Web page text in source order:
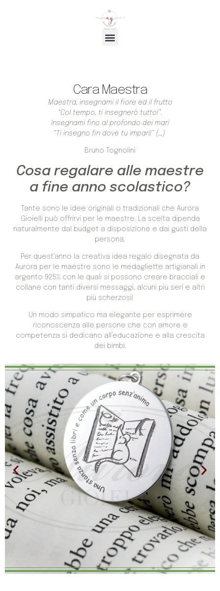
Cara Maestra
Maestra, insegnami il fiore ed il frutto
“Col tempo, ti insegnerò tutto!”.
Insegnami fino al profondo dei mari
“Ti insegno fin dove tu impari!” (…)
Bruno Tognolini
Cosa regalare alle maestre
a fine anno scolastico?
Tante sono le idee originali o tradizionali che Aurora
Gioielli può offrirvi per le maestre. La scelta dipenda
naturalmente dal budget a disposizione e dai gusti della
persona.
Per quest’anno la creativa idea regalo disegnata da
Aurora per le maestre sono le medagliette artigianali in
argento 925% con le quali si possono creare bracciali e
collane con tanti diversi messaggi, alcuni più seri e altri
più scherzosi!
Un modo simpatico ma elegante per esprimere
riconoscenza alle persone che con amore e
competenza si dedicano all’educazione e alla crescita
dei bimbi.